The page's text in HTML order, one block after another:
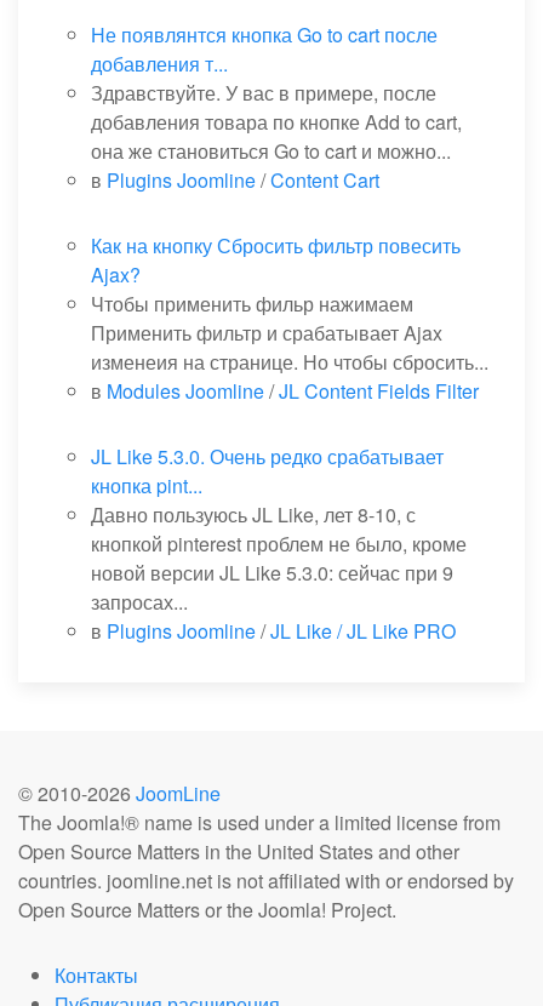
Не появлянтся кнопка Go to cart после
добавления т...
Здравствуйте. У вас в примере, после
добавления товара по кнопке Add to cart,
она же становиться Go to cart и можно...
в Plugins Joomline/Content Cart
Как на кнопку Сбросить фильтр повесить
Ajax?
Чтобы применить фильр нажимаем
Применить фильтр и срабатывает Ajax
изменеия на странице. Но чтобы сбросить...
в Modules Joomline/JL Content Fields Filter
JL Like 5.3.0. Очень редко срабатывает
кнопка pint...
Давно пользуюсь JL Like, лет 8-10, с
кнопкой pinterest проблем не было, кроме
новой версии JL Like 5.3.0: сейчас при 9
запросах...
в Plugins Joomline/JL Like / JL Like PRO
© 2010-2026 JoomLine
The Joomla!® name is used under a limited license from
Open Source Matters in the United States and other
countries. joomline.net is not affiliated with or endorsed by
Open Source Matters or the Joomla! Project.
Контакты